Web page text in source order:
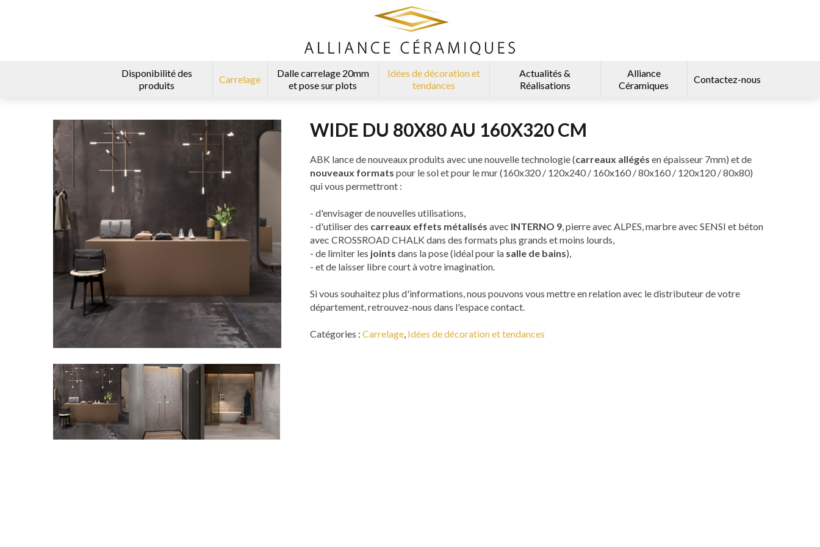
Disponibilité des
produits
Carrelage
Dalle carrelage 20mm
et pose sur plots
Idées de décoration et
tendances
Actualités &
Réalisations
Alliance
Céramiques
Contactez-nous
WIDE DU 80X80 AU 160X320 CM
ABK lance de nouveaux produits avec une nouvelle technologie (carreaux allégés en épaisseur 7mm) et de
nouveaux formats pour le sol et pour le mur (160x320 / 120x240 / 160x160 / 80x160 / 120x120 / 80x80)
qui vous permettront :
- d'envisager de nouvelles utilisations,
- d'utiliser des carreaux effets métalisés avec INTERNO 9, pierre avec ALPES, marbre avec SENSI et béton
avec CROSSROAD CHALK dans des formats plus grands et moins lourds,
- de limiter les joints dans la pose (idéal pour la salle de bains),
- et de laisser libre court à votre imagination.
Si vous souhaitez plus d'informations, nous pouvons vous mettre en relation avec le distributeur de votre
département, retrouvez-nous dans l'espace contact.
Catégories :Carrelage, Idées de décoration et tendances